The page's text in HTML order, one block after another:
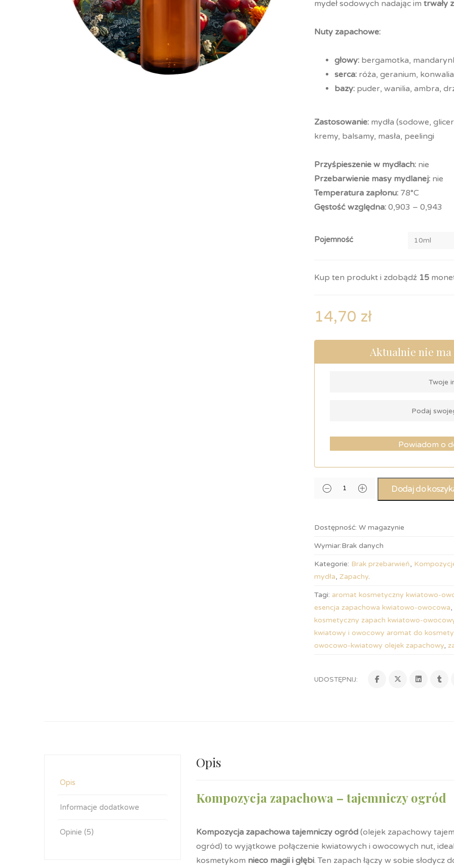
mydeł sodowych nadając imtrwały
Nuty zapachowe:
głowy: bergamotka,
serca: róża, geranium, konwalia
bazy: puder, wanilia, ambra,
Zastosowanie: mydła (sodowe,
kremy, balsamy, masła, peelingi
Przyśpieszenie w mydłach: nie
Przebarwienie masy mydlanej: nie
Temperatura zapłonu: 78°C
Gęstość względna: 0,903 – 0,943
Pojemność
Kup ten produkt i zdobądź 15
14,70 zł
Aktualnie nie
Powiadom o
Dodaj do
Dostępność: W magazynie
Wymiar:Brak danych
Kategorie: Brak przebarwień,
mydła,Zapachy.
Tagi: aromat kosmetyczny kwiatowo-
esencja zapachowa kwiatowo-owocowa
kosmetyczny zapach kwiatowo-
kwiatowy i owocowy aromat do
owocowo-kwiatowy olejek zapachowy,
UDOSTĘPNIJ:
Opis
Informacje dodatkowe
Opinie (5)
Opis
Kompozycja zapachowa – tajemniczy ogród
Kompozycja zapachowa tajemniczy ogród (olejek zapachowy
ogród) to wyjątkowe połączenie kwiatowych i owocowych nut,
kosmetykom nieco magii i głębi. Ten zapach łączy w sobie słodycz